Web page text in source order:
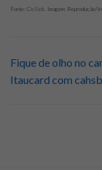
Fonte: Ciclick. Imagem: Reprodução/
Fique de olho no
Itaucard com